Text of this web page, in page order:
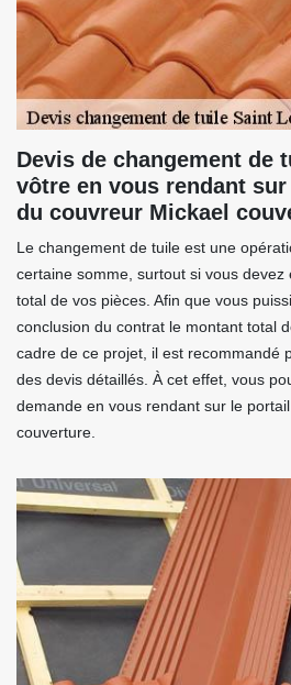
Devis de changement de
vôtre en vous rendant
du couvreur Mickael
Le changement de tuile est une
certaine somme, surtout si vous
total de vos pièces. Afin que vous
conclusion du contrat le montant total
cadre de ce projet, il est recommandé
des devis détaillés. À cet effet, vous
demande en vous rendant sur le
couverture.